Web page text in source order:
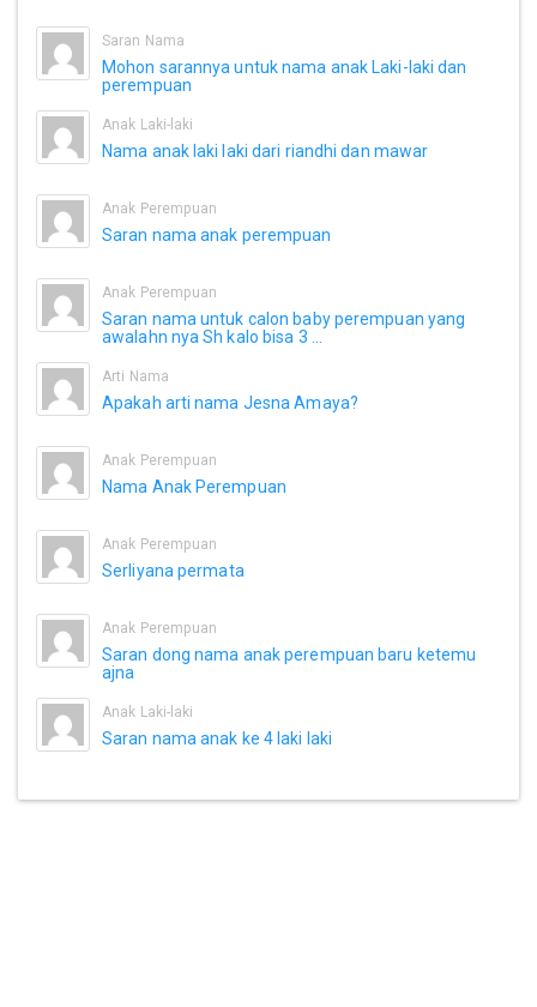
Saran Nama
Mohon sarannya untuk nama anak Laki-laki dan
perempuan
Anak Laki-laki
Nama anak laki laki dari riandhi dan mawar
Anak Perempuan
Saran nama anak perempuan
Anak Perempuan
Saran nama untuk calon baby perempuan yang
awalahn nya Sh kalo bisa 3 ...
Arti Nama
Apakah arti nama Jesna Amaya?
Anak Perempuan
Nama Anak Perempuan
Anak Perempuan
Serliyana permata
Anak Perempuan
Saran dong nama anak perempuan baru ketemu
ajna
Anak Laki-laki
Saran nama anak ke 4 laki laki